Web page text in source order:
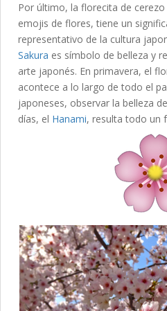
Por último, la florecita de
emojis de flores, tiene un
representativo de la cultura
Sakura es símbolo de belleza y
arte japonés. En primavera, el
acontece a lo largo de todo el
japoneses, observar la belleza
días, el Hanami, resulta todo un